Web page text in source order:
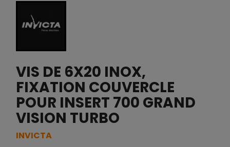
VIS DE 6X20 INOX,
FIXATION COUVERCLE
POUR INSERT 700 GRAND
VISION TURBO
INVICTA